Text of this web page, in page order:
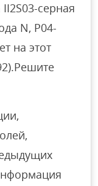
серная
N, P04-
на этот